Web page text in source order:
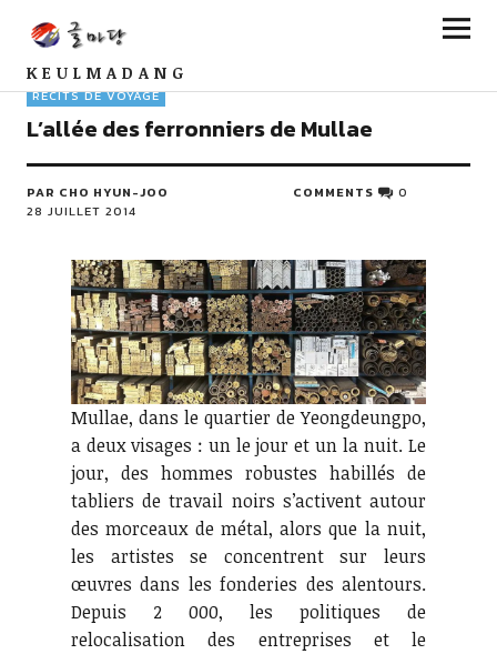
KEULMADANG
RÉCITS DE VOYAGE
L’allée des ferronniers de Mullae
PAR CHO HYUN-JOO
28 JUILLET 2014
COMMENTS 0
Mullae, dans le quartier de Yeongdeungpo,
a deux visages : un le jour et un la nuit. Le
jour, des hommes robustes habillés de
tabliers de travail noirs s’activent autour
des morceaux de métal, alors que la nuit,
les artistes se concentrent sur leurs
œuvres dans les fonderies des alentours.
Depuis 2 000, les politiques de
relocalisation des entreprises et le